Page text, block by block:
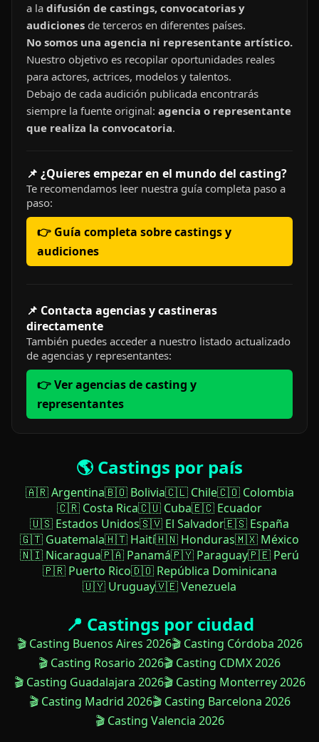
a la difusión de castings, convocatorias y
audiciones de terceros en diferentes países.
No somos una agencia ni representante artístico.
Nuestro objetivo es recopilar oportunidades reales
para actores, actrices, modelos y talentos.
Debajo de cada audición publicada encontrarás
siempre la fuente original: agencia o representante
que realiza la convocatoria.
📌 ¿Quieres empezar en el mundo del casting?
Te recomendamos leer nuestra guía completa paso a
paso:
👉 Guía completa sobre castings y
audiciones
📌 Contacta agencias y castineras
directamente
También puedes acceder a nuestro listado actualizado
de agencias y representantes:
👉 Ver agencias de casting y
representantes
🌎 Castings por país
🇦🇷 Argentina🇧🇴 Bolivia🇨🇱 Chile🇨🇴 Colombia
🇨🇷 Costa Rica🇨🇺 Cuba🇪🇨 Ecuador
🇺🇸 Estados Unidos🇸🇻 El Salvador🇪🇸 España
🇬🇹 Guatemala🇭🇹 Haití🇭🇳 Honduras🇲🇽 México
🇳🇮 Nicaragua🇵🇦 Panamá🇵🇾 Paraguay🇵🇪 Perú
🇵🇷 Puerto Rico🇩🇴 República Dominicana
🇺🇾 Uruguay🇻🇪 Venezuela
📍 Castings por ciudad
🎬 Casting Buenos Aires 2026🎬 Casting Córdoba 2026
🎬 Casting Rosario 2026🎬 Casting CDMX 2026
🎬 Casting Guadalajara 2026🎬 Casting Monterrey 2026
🎬 Casting Madrid 2026🎬 Casting Barcelona 2026
🎬 Casting Valencia 2026